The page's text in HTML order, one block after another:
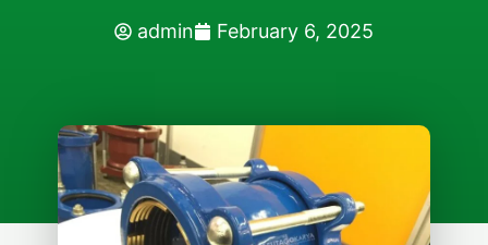
admin February 6, 2025